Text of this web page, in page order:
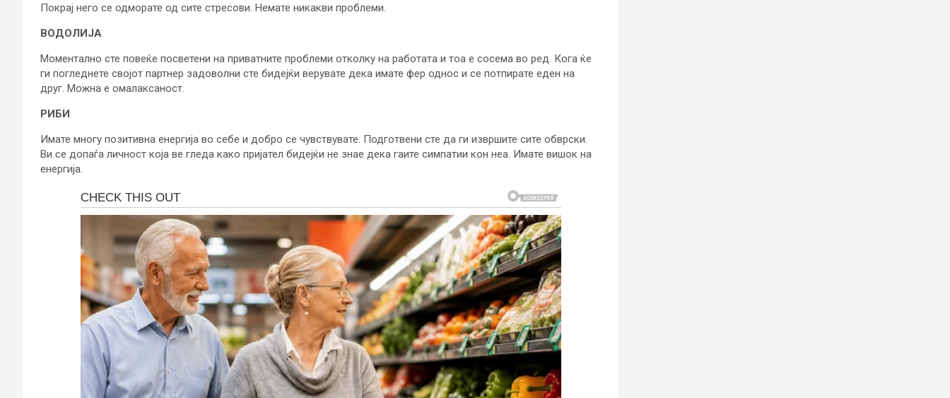
Покрај него се одморате од сите стресови. Немате никакви проблеми.
ВОДОЛИЈА
Моментално сте повеќе посветени на приватните проблеми отколку на работата и тоа е сосема во ред. Кога ќе
ги погледнете својот партнер задоволни сте бидејќи верувате дека имате фер однос и се потпирате еден на
друг. Можна е омалаксаност.
РИБИ
Имате многу позитивна енергија во себе и добро се чувствувате. Подготвени сте да ги извршите сите обврски.
Ви се допаѓа личност која ве гледа како пријател бидејќи не знае дека гаите симпатии кон неа. Имате вишок на
енергија.